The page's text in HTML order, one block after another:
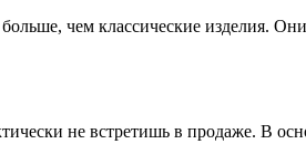
чем классические изделия.
не встретишь в продаже. В